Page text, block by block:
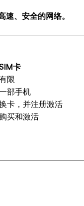
、安全的网络。
卡
限
部手机
卡，并注册激活
买和激活